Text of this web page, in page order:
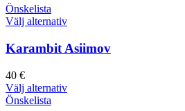
Önskelista
Välj alternativ
Karambit Asiimov
40 €
Välj alternativ
Önskelista